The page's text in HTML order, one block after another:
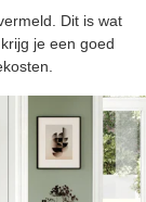
Dit is wat
je een goed